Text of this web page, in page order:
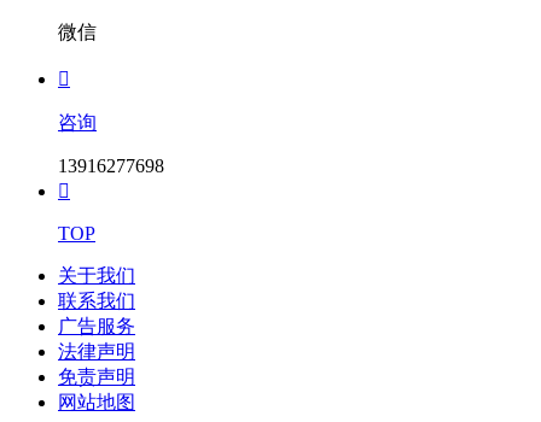
微信

咨询
13916277698

TOP
关于我们
联系我们
广告服务
法律声明
免责声明
网站地图